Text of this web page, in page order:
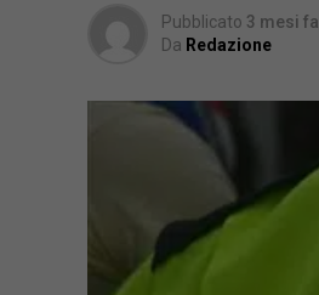
Pubblicato 3 mesi fa
Da Redazione